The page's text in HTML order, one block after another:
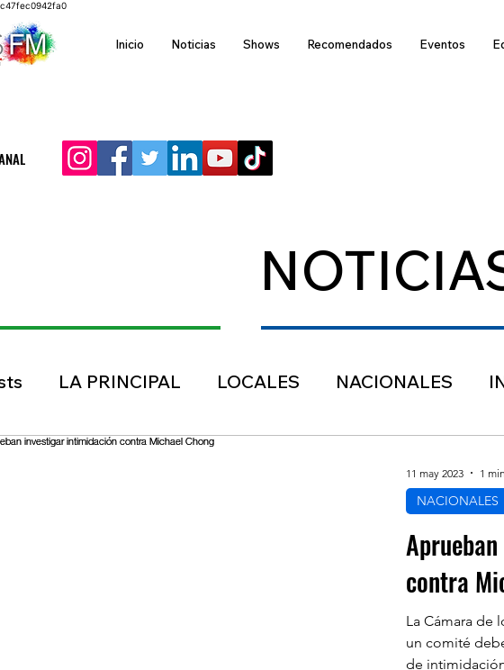
Inicio Noticias Shows Recomendados Eventos
LA PRINCIPAL LOCALES NACIONALES
FINANZAS
contra
La Cámara de
un comité
de
NACIONALES
11 may 2023 1